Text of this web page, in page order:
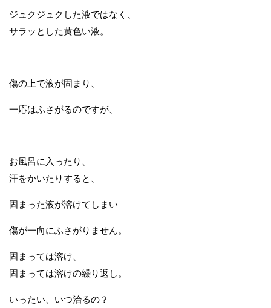
ジュクジュクした液ではなく、
サラッとした黄色い液。
傷の上で液が固まり、
一応はふさがるのですが、
お風呂に入ったり、
汗をかいたりすると、
固まった液が溶けてしまい
傷が一向にふさがりません。
固まっては溶け、
固まっては溶けの繰り返し。
いったい、いつ治るの？